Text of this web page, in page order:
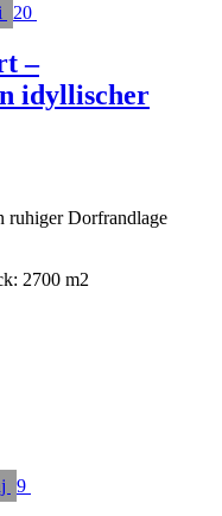
20
–
idyllischer
ruhiger Dorfrandlage
2700 m2
9